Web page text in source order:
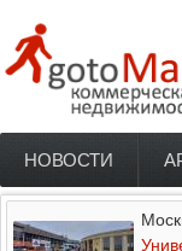
Главное меню
НОВОСТИ